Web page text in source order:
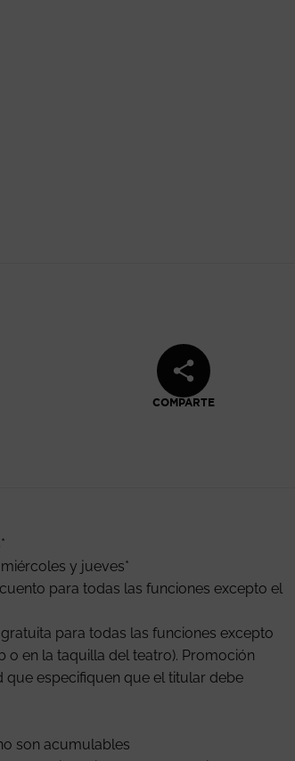
COMPARTE
y jueves*
para todas las funciones excepto el
para todas las funciones excepto
o en la taquilla del teatro). Promoción
especifiquen que el titular debe
son acumulables